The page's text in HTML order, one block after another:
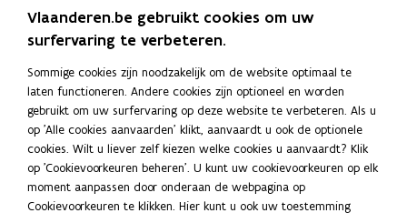
Vragen?
inwoners op de hoogte. Wie toch nog vragen heeft,
kan een e-mail sturen naar
pfas@vlaanderen.be
Stel uw vraag aan dePFAS-preventiewerkers.
Zie bij wie u terechtkunt met eenvraag over PFAS in
de regio Zwijndrecht.
Vlaanderen.be gebruikt cookies om uw
surfervaring te verbeteren.
Sommige cookies zijn noodzakelijk om de website optimaal te
laten functioneren. Andere cookies zijn optioneel en worden
gebruikt om uw surfervaring op deze website te verbeteren. Als u
op 'Alle cookies aanvaarden' klikt, aanvaardt u ook de optionele
cookies. Wilt u liever zelf kiezen welke cookies u aanvaardt? Klik
op 'Cookievoorkeuren beheren'. U kunt uw cookievoorkeuren op elk
moment aanpassen door onderaan de webpagina op
Cookievoorkeuren te klikken. Hier kunt u ook uw toestemming